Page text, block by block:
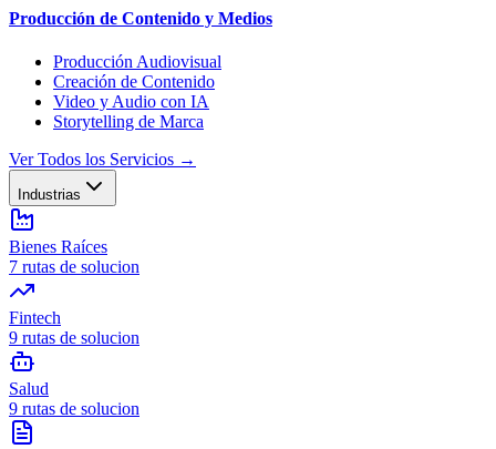
Producción de Contenido y Medios
Producción Audiovisual
Creación de Contenido
Video y Audio con IA
Storytelling de Marca
Ver Todos los Servicios →
Industrias
Bienes Raíces
7 rutas de solucion
Fintech
9 rutas de solucion
Salud
9 rutas de solucion